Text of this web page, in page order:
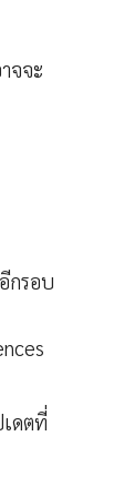
จจะ
กรอบ
ดตที่